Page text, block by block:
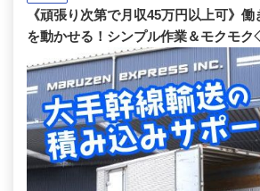
《頑張り次第で月収45万円以上可》
を動かせる！シンプル作業＆モクモ